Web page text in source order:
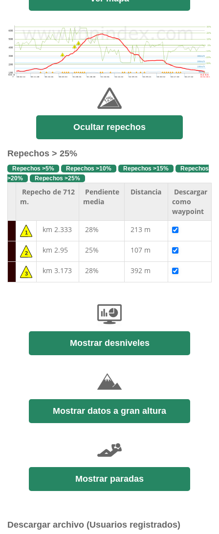
Ocultar repechos
Repechos > 25%
Repechos >5% Repechos >10% Repechos >15%
Repechos
>20%
Repechos >25%
Repecho de 712
m.
Pendiente
media
Distancia
Descargar
como
waypoint
1 km 2.333 28% 213 m
2 km 2.95 25% 107 m
3 km 3.173 28% 392 m
Mostrar desniveles
Mostrar datos a gran altura
Mostrar paradas
Descargar archivo (Usuarios registrados)